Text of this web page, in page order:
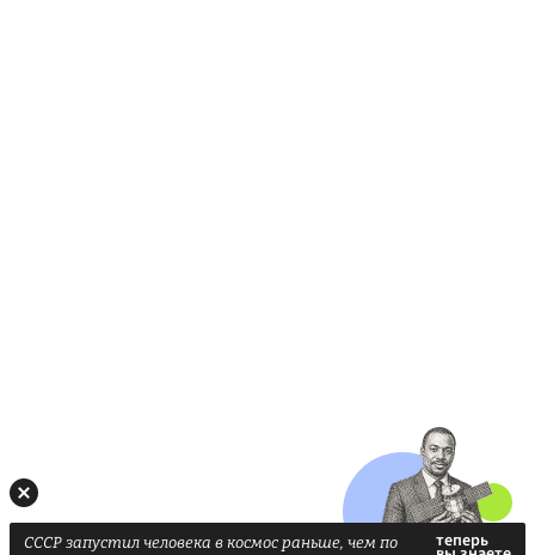
СССР запустил человека в космос раньше, чем по